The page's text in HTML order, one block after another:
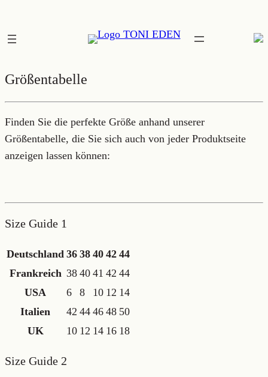
springen
Größentabelle
Finden Sie die perfekte Größe anhand unserer
Größentabelle, die Sie sich auch von jeder Produktseite
anzeigen lassen können:
Size Guide 1
Deutschland 36 38 40 42 44
Frankreich 38 40 41 42 44
USA
6 8 10 12 14
Italien
42 44 46 48 50
UK
10 12 14 16 18
Size Guide 2